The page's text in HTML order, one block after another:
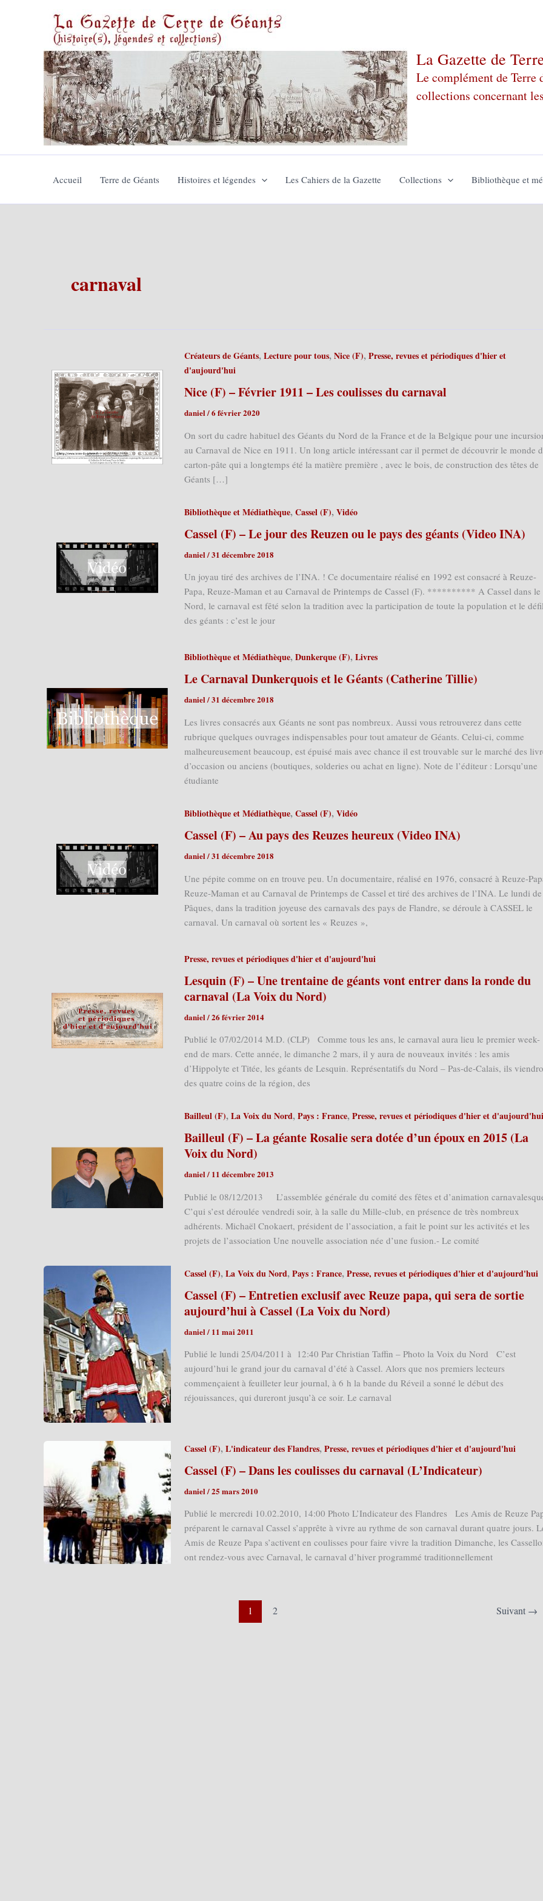
La Gazette de
Le complément de Terre
collections concernant
Accueil Terre de Géants Histoires et légendes Les Cahiers de la Gazette Collections Bibliothèque et
carnaval
Créateurs de Géants,Lecture pour tous,Nice (F),Presse, revues et périodiques d'hier et
d'aujourd'hui
Nice (F) – Février 1911 – Les coulisses du carnaval
daniel/6 février 2020
On sort du cadre habituel des Géants du Nord de la France et de la Belgique pour une
au Carnaval de Nice en 1911. Un long article intéressant car il permet de découvrir le monde
carton-pâte qui a longtemps été la matière première , avec le bois, de construction des têtes de
Géants […]
Bibliothèque et Médiathèque,Cassel (F),Vidéo
Cassel (F) – Le jour des Reuzen ou le pays des géants (Video INA)
daniel/31 décembre 2018
Un joyau tiré des archives de l’INA. ! Ce documentaire réalisé en 1992 est consacré à Reuze-
Papa, Reuze-Maman et au Carnaval de Printemps de Cassel (F). ********** A Cassel dans le
Nord, le carnaval est fêté selon la tradition avec la participation de toute la population et le
des géants : c’est le jour
Bibliothèque et Médiathèque,Dunkerque (F),Livres
Le Carnaval Dunkerquois et le Géants (Catherine Tillie)
daniel/31 décembre 2018
Les livres consacrés aux Géants ne sont pas nombreux. Aussi vous retrouverez dans cette
rubrique quelques ouvrages indispensables pour tout amateur de Géants. Celui-ci, comme
malheureusement beaucoup, est épuisé mais avec chance il est trouvable sur le marché des
d’occasion ou anciens (boutiques, solderies ou achat en ligne). Note de l’éditeur : Lorsqu’une
étudiante
Bibliothèque et Médiathèque,Cassel (F),Vidéo
Cassel (F) – Au pays des Reuzes heureux (Video INA)
daniel/31 décembre 2018
Une pépite comme on en trouve peu. Un documentaire, réalisé en 1976, consacré à Reuze-
Reuze-Maman et au Carnaval de Printemps de Cassel et tiré des archives de l’INA. Le lundi de
Pâques, dans la tradition joyeuse des carnavals des pays de Flandre, se déroule à CASSEL le
carnaval. Un carnaval où sortent les « Reuzes »,
Presse, revues et périodiques d'hier et d'aujourd'hui
Lesquin (F) – Une trentaine de géants vont entrer dans la ronde du
carnaval (La Voix du Nord)
daniel/26 février 2014
Publié le 07/02/2014 M.D. (CLP) Comme tous les ans, le carnaval aura lieu le premier week-
end de mars. Cette année, le dimanche 2 mars, il y aura de nouveaux invités : les amis
d’Hippolyte et Titée, les géants de Lesquin. Représentatifs du Nord – Pas-de-Calais, ils
des quatre coins de la région, des
Bailleul (F),La Voix du Nord,Pays : France,Presse, revues et périodiques d'hier et d'aujourd'hui
Bailleul (F) – La géante Rosalie sera dotée d’un époux en 2015 (La
Voix du Nord)
daniel/ 11 décembre 2013
Publié le 08/12/2013 L’assemblée générale du comité des fêtes et d’animation
C’qui s’est déroulée vendredi soir, à la salle du Mille-club, en présence de très nombreux
adhérents. Michaël Cnokaert, président de l’association, a fait le point sur les activités et les
projets de l’association Une nouvelle association née d’une fusion.- Le comité
Cassel (F),La Voix du Nord,Pays : France,Presse, revues et périodiques d'hier et d'aujourd'hui
Cassel (F) – Entretien exclusif avec Reuze papa, qui sera de sortie
aujourd’hui à Cassel (La Voix du Nord)
daniel/ 11 mai 2011
Publié le lundi 25/04/2011 à 12:40 Par Christian Taffin – Photo la Voix du Nord C’est
aujourd’hui le grand jour du carnaval d’été à Cassel. Alors que nos premiers lecteurs
commençaient à feuilleter leur journal, à 6 h la bande du Réveil a sonné le début des
réjouissances, qui dureront jusqu’à ce soir. Le carnaval
Cassel (F),L'indicateur des Flandres,Presse, revues et périodiques d'hier et d'aujourd'hui
Cassel (F) – Dans les coulisses du carnaval (L’Indicateur)
daniel/25 mars 2010
Publié le mercredi 10.02.2010, 14:00 Photo L’Indicateur des Flandres Les Amis de Reuze
préparent le carnaval Cassel s’apprête à vivre au rythme de son carnaval durant quatre jours.
Amis de Reuze Papa s’activent en coulisses pour faire vivre la tradition Dimanche, les
ont rendez-vous avec Carnaval, le carnaval d’hiver programmé traditionnellement
1 2 Suivant →